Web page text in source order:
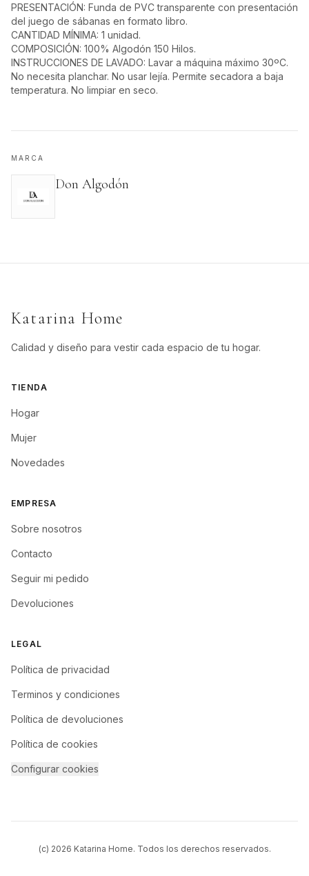
PRESENTACIÓN: Funda de PVC transparente con presentación
del juego de sábanas en formato libro.
CANTIDAD MÍNIMA: 1 unidad.
COMPOSICIÓN: 100% Algodón 150 Hilos.
INSTRUCCIONES DE LAVADO: Lavar a máquina máximo 30ºC.
No necesita planchar. No usar lejía. Permite secadora a baja
temperatura. No limpiar en seco.
MARCA
Don Algodón
Katarina Home
Calidad y diseño para vestir cada espacio de tu hogar.
TIENDA
Hogar
Mujer
Novedades
EMPRESA
Sobre nosotros
Contacto
Seguir mi pedido
Devoluciones
LEGAL
Política de privacidad
Terminos y condiciones
Política de devoluciones
Política de cookies
Configurar cookies
(c) 2026 Katarina Home. Todos los derechos reservados.